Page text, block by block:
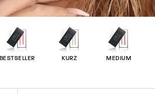
BESTSELLER KURZ MEDIUM